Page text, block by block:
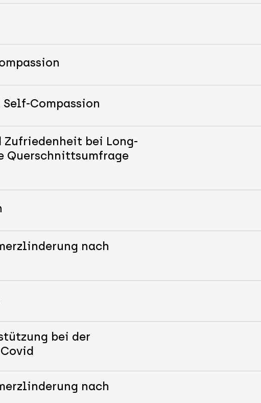
Compassion
Zufriedenheit bei Long-
Querschnittsumfrage
nach
bei der
nach